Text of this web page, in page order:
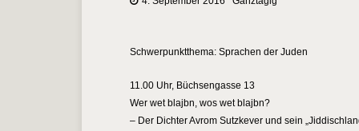
Schwerpunktthema: Sprachen der Juden
11.00 Uhr, Büchsengasse 13
Wer wet blajbn, wos wet blajbn?
– Der Dichter Avrom Sutzkever und sein